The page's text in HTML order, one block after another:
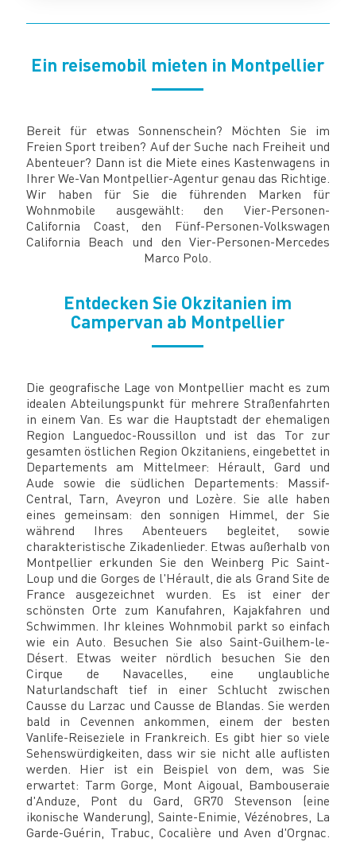
Ein reisemobil mieten in Montpellier
Bereit für etwas Sonnenschein? Möchten Sie im
Freien Sport treiben? Auf der Suche nach Freiheit und
Abenteuer? Dann ist die Miete eines Kastenwagens in
Ihrer We-Van Montpellier-Agentur genau das Richtige.
Wir haben für Sie die führenden Marken für
Wohnmobile ausgewählt: den Vier-Personen-
California Coast, den Fünf-Personen-Volkswagen
California Beach und den Vier-Personen-Mercedes
Marco Polo.
Entdecken Sie Okzitanien im
Campervan ab Montpellier
Die geografische Lage von Montpellier macht es zum
idealen Abteilungspunkt für mehrere Straßenfahrten
in einem Van. Es war die Hauptstadt der ehemaligen
Region Languedoc-Roussillon und ist das Tor zur
gesamten östlichen Region Okzitaniens, eingebettet in
Departements am Mittelmeer: Hérault, Gard und
Aude sowie die südlichen Departements: Massif-
Central, Tarn, Aveyron und Lozère. Sie alle haben
eines gemeinsam: den sonnigen Himmel, der Sie
während Ihres Abenteuers begleitet, sowie
charakteristische Zikadenlieder. Etwas außerhalb von
Montpellier erkunden Sie den Weinberg Pic Saint-
Loup und die Gorges de l'Hérault, die als Grand Site de
France ausgezeichnet wurden. Es ist einer der
schönsten Orte zum Kanufahren, Kajakfahren und
Schwimmen. Ihr kleines Wohnmobil parkt so einfach
wie ein Auto. Besuchen Sie also Saint-Guilhem-le-
Désert. Etwas weiter nördlich besuchen Sie den
Cirque de Navacelles, eine unglaubliche
Naturlandschaft tief in einer Schlucht zwischen
Causse du Larzac und Causse de Blandas. Sie werden
bald in Cevennen ankommen, einem der besten
Vanlife-Reiseziele in Frankreich. Es gibt hier so viele
Sehenswürdigkeiten, dass wir sie nicht alle auflisten
werden. Hier ist ein Beispiel von dem, was Sie
erwartet: Tarm Gorge, Mont Aigoual, Bambouseraie
d'Anduze, Pont du Gard, GR70 Stevenson (eine
ikonische Wanderung), Sainte-Enimie, Vézénobres, La
Garde-Guérin, Trabuc, Cocalière und Aven d'Orgnac.